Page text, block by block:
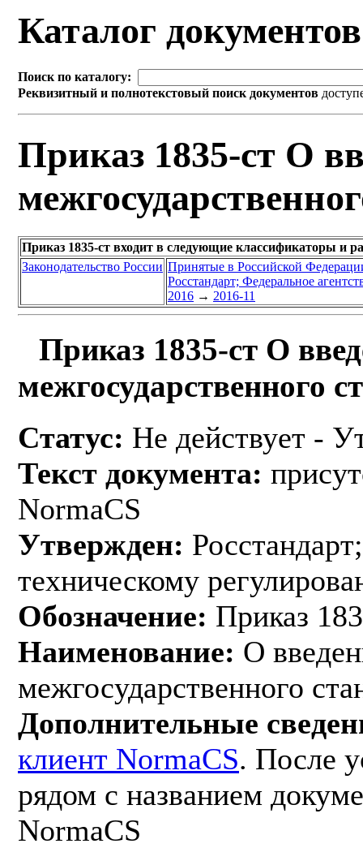
Каталог
Поиск по каталогу:
Реквизитный и полнотекстовый поиск документов
Приказ 1835-ст О
Приказ 1835-ст входит в следующие классификаторы и
Законодательство России Принятые в Российской
Росстандарт; Федеральное
2016 → 2016-11
Приказ 1835-ст О
межгосударственного
Статус: Не действует -
Текст документа:
NormaCS
Утвержден:
техническому
Обозначение: Приказ
Наименование: О
межгосударственного
Дополнительные
клиент NormaCS. После
рядом с названием
NormaCS